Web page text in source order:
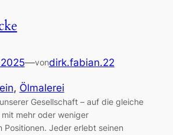
—vondirk.fabian.22
, Ölmalerei
Gesellschaft – auf die gleiche
mehr oder weniger
Positionen. Jeder erlebt seinen